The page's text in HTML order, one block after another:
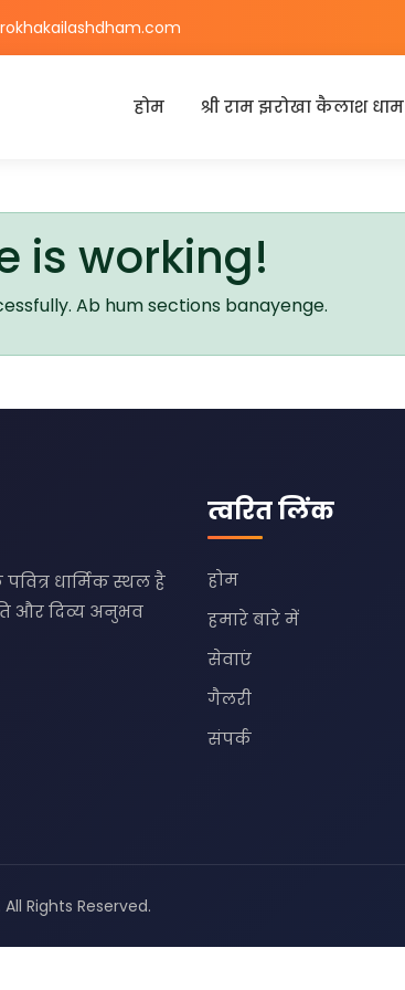
होम श्री राम झरोखा कैलाश धाम
is working!
Ab hum sections banayenge.
धार्मिक स्थल है
और दिव्य अनुभव
त्वरित लिंक
होम
हमारे बारे में
सेवाएं
गैलरी
संपर्क
Rights Reserved.